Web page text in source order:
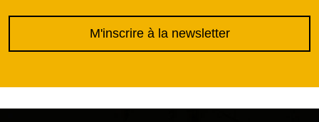
M'inscrire à la newsletter